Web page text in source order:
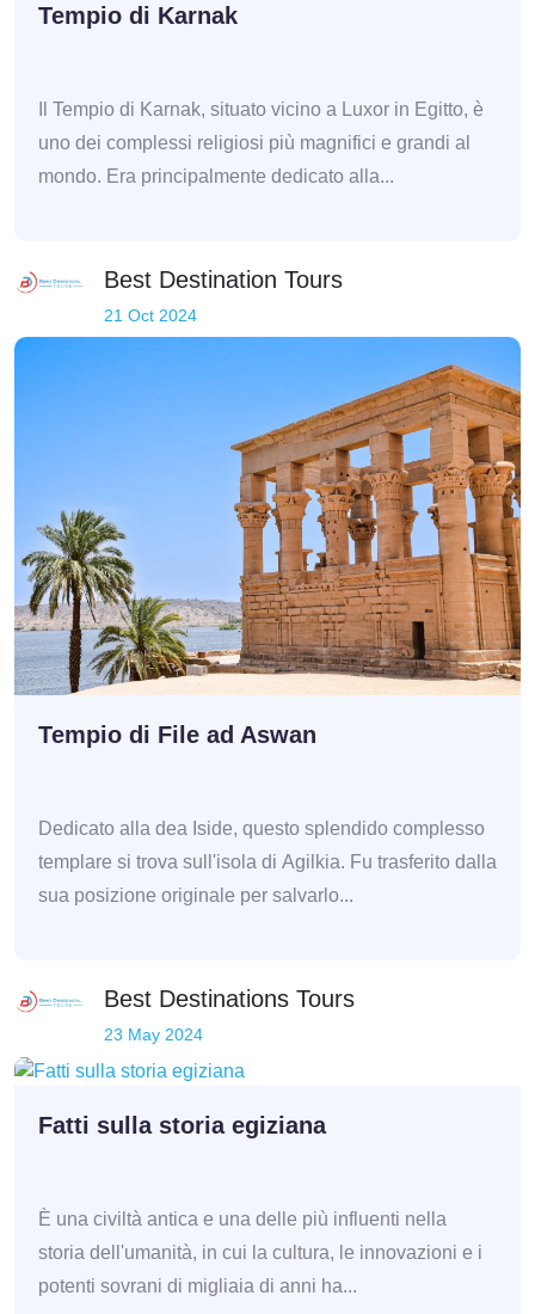
Tempio di Karnak
Il Tempio di Karnak, situato vicino a Luxor in Egitto, è
uno dei complessi religiosi più magnifici e grandi al
mondo. Era principalmente dedicato alla...
Best Destination Tours
21 Oct 2024
Tempio di File ad Aswan
Dedicato alla dea Iside, questo splendido complesso
templare si trova sull'isola di Agilkia. Fu trasferito dalla
sua posizione originale per salvarlo...
Best Destinations Tours
23 May 2024
Fatti sulla storia egiziana
È una civiltà antica e una delle più influenti nella
storia dell'umanità, in cui la cultura, le innovazioni e i
potenti sovrani di migliaia di anni ha...